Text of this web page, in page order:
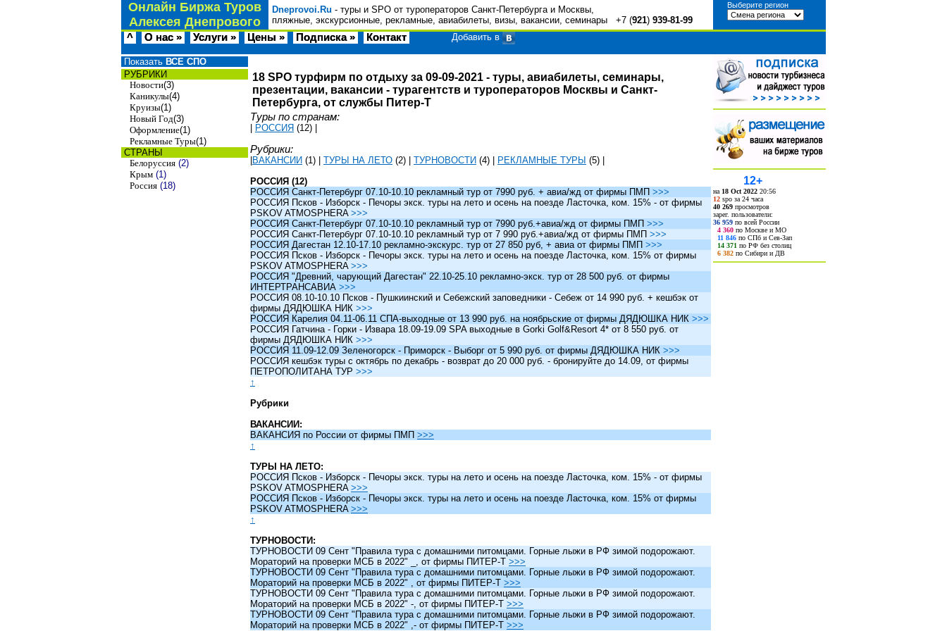
Онлайн Биржа Туров
Алексея Днепрового
Dneprovoi.Ru - туры и SPO от туроператоров Санкт-Петербурга и Москвы,
пляжные, экскурсионные, рекламные, авиабилеты, визы, вакансии, семинары +7 (921) 939-81-99
Выберите регион
^ О нас » Услуги » Цены » Подписка » Контакт Добавить в
Показать ВСЕ СПО
РУБРИКИ
Новости(3)
Каникулы(4)
Круизы(1)
Новый Год(3)
Оформление(1)
Рекламные Туры(1)
СТРАНЫ
Белоруссия (2)
Крым (1)
Россия (18)
18 SPO турфирм по отдыху за 09-09-2021 - туры, авиабилеты, семинары,
презентации, вакансии - турагентств и туроператоров Москвы и Санкт-
Петербурга, от службы Питер-Т
Туры по странам:
РОССИЯ (12)
Рубрики:
ВАКАНСИИ (1) ТУРЫ НА ЛЕТО (2) ТУРНОВОСТИ (4) РЕКЛАМНЫЕ ТУРЫ (5)
РОССИЯ (12)
РОССИЯ Санкт-Петербург 07.10-10.10 рекламный тур от 7990 руб. + авиа/жд от фирмы ПМП >>>
РОССИЯ Псков - Изборск - Печоры экск. туры на лето и осень на поезде Ласточка, ком. 15% - от фирмы
PSKOV ATMOSPHERA >>>
РОССИЯ Санкт-Петербург 07.10-10.10 рекламный тур от 7990 руб.+авиа/жд от фирмы ПМП >>>
РОССИЯ Санкт-Петербург 07.10-10.10 рекламный тур от 7 990 руб.+авиа/жд от фирмы ПМП >>>
РОССИЯ Дагестан 12.10-17.10 рекламно-экскурс. тур от 27 850 руб, + авиа от фирмы ПМП >>>
РОССИЯ Псков - Изборск - Печоры экск. туры на лето и осень на поезде Ласточка, ком. 15% от фирмы
PSKOV ATMOSPHERA >>>
РОССИЯ "Древний, чарующий Дагестан" 22.10-25.10 рекламно-экск. тур от 28 500 руб. от фирмы
ИНТЕРТРАНСАВИА >>>
РОССИЯ 08.10-10.10 Псков - Пушкиинский и Себежский заповедники - Себеж от 14 990 руб. + кешбэк от
фирмы ДЯДЮШКА НИК >>>
РОССИЯ Карелия 04.11-06.11 СПА-выходные от 13 990 руб. на ноябрьские от фирмы ДЯДЮШКА НИК >>>
РОССИЯ Гатчина - Горки - Извара 18.09-19.09 SPA выходные в Gorki Golf&Resort 4* от 8 550 руб. от
фирмы ДЯДЮШКА НИК >>>
РОССИЯ 11.09-12.09 Зеленогорск - Приморск - Выборг от 5 990 руб. от фирмы ДЯДЮШКА НИК >>>
РОССИЯ кешбэк туры c октябрь по декабрь - возврат до 20 000 руб. - бронируйте до 14.09, от фирмы
ПЕТРОПОЛИТАНА ТУР >>>
↑
Рубрики
ВАКАНСИИ:
ВАКАНСИЯ по России от фирмы ПМП >>>
↑
ТУРЫ НА ЛЕТО:
РОССИЯ Псков - Изборск - Печоры экск. туры на лето и осень на поезде Ласточка, ком. 15% - от фирмы
PSKOV ATMOSPHERA >>>
РОССИЯ Псков - Изборск - Печоры экск. туры на лето и осень на поезде Ласточка, ком. 15% от фирмы
PSKOV ATMOSPHERA >>>
↑
ТУРНОВОСТИ:
ТУРНОВОСТИ 09 Сент "Правила тура с домашними питомцами. Горные лыжи в РФ зимой подорожают.
Мораторий на проверки МСБ в 2022" _, от фирмы ПИТЕР-Т >>>
ТУРНОВОСТИ 09 Сент "Правила тура с домашними питомцами. Горные лыжи в РФ зимой подорожают.
Мораторий на проверки МСБ в 2022" , от фирмы ПИТЕР-Т >>>
ТУРНОВОСТИ 09 Сент "Правила тура с домашними питомцами. Горные лыжи в РФ зимой подорожают.
Мораторий на проверки МСБ в 2022" -, от фирмы ПИТЕР-Т >>>
ТУРНОВОСТИ 09 Сент "Правила тура с домашними питомцами. Горные лыжи в РФ зимой подорожают.
Мораторий на проверки МСБ в 2022" ,- от фирмы ПИТЕР-Т >>>
12+
на 18 Oct 2022 20:56
12 spo за 24 часа
40 269 просмотров
зарег. пользователи:
36 959 по всей России
4 360 по Москве и МО
11 846 по СПб и Сев-Зап
14 371 по РФ без столиц
6 382 по Сибири и ДВ